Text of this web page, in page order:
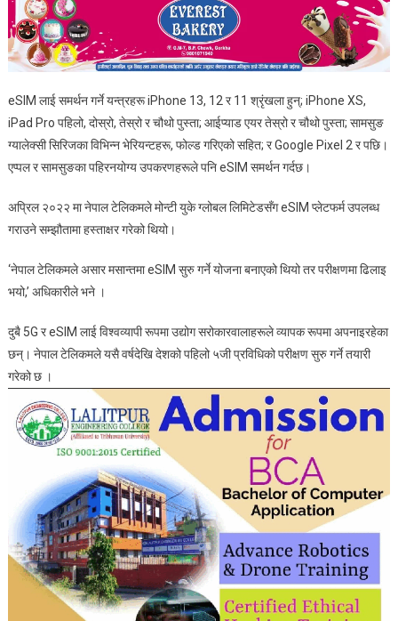
eSIM लाई समर्थन गर्ने यन्त्रहरू iPhone 13, 12 र 11 श्रृंखला हुन्; iPhone XS,
iPad Pro पहिलो, दोस्रो, तेस्रो र चौथो पुस्ता; आईप्याड एयर तेस्रो र चौथो पुस्ता; सामसुङ
ग्यालेक्सी सिरिजका विभिन्न भेरियन्टहरू, फोल्ड गरिएको सहित; र Google Pixel 2 र पछि।
एप्पल र सामसुङका पहिरनयोग्य उपकरणहरूले पनि eSIM समर्थन गर्दछ।
अप्रिल २०२२ मा नेपाल टेलिकमले मोन्टी युके ग्लोबल लिमिटेडसँग eSIM प्लेटफर्म उपलब्ध
गराउने सम्झौतामा हस्ताक्षर गरेको थियो।
‘नेपाल टेलिकमले असार मसान्तमा eSIM सुरु गर्ने योजना बनाएको थियो तर परीक्षणमा ढिलाइ
भयो,’ अधिकारीले भने ।
दुबै 5G र eSIM लाई विश्वव्यापी रूपमा उद्योग सरोकारवालाहरूले व्यापक रूपमा अपनाइरहेका
छन्। नेपाल टेलिकमले यसै वर्षदेखि देशको पहिलो ५जी प्रविधिको परीक्षण सुरु गर्ने तयारी
गरेको छ ।